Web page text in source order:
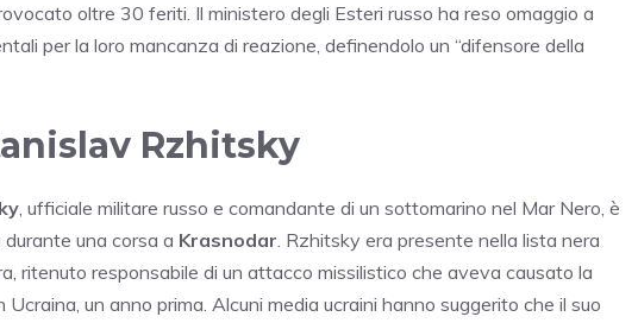
oltre 30 feriti. Il ministero degli Esteri russo ha reso omaggio a
per la loro mancanza di reazione, definendolo un “difensore della
Rzhitsky
, ufficiale militare russo e comandante di un sottomarino nel Mar Nero, è
una corsa a Krasnodar. Rzhitsky era presente nella lista nera
ritenuto responsabile di un attacco missilistico che aveva causato la
Ucraina, un anno prima. Alcuni media ucraini hanno suggerito che il suo